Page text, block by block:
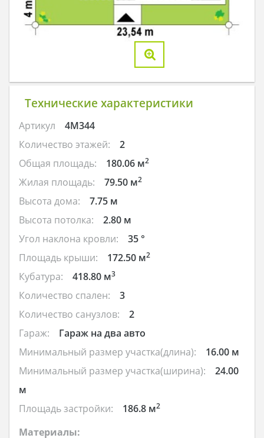
Технические характеристики
Артикул
4M344
Количество этажей:
2
Общая площадь:
180.06 м2
Жилая площадь: 79.50 м2
Высота дома:
7.75 м
Высота потолка:
2.80 м
Угол наклона кровли:
35 °
Площадь крыши:
172.50 м2
Кубатура: 418.80 м3
Количество спален:
3
Количество санузлов:
2
Гараж:
Гараж на два авто
Минимальный размер участка(длина):
16.00 м
Минимальный размер участка(ширина):
24.00
м
Площадь застройки:
186.8 м2
Материалы: